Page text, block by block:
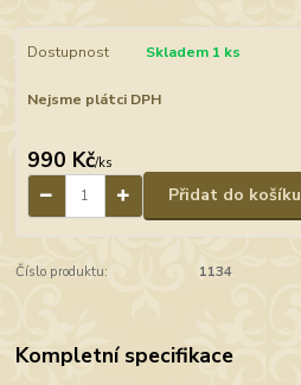
Dostupnost Skladem 1 ks
Nejsme plátci DPH
990 Kč/ks
Přidat do košíku
Číslo produktu: 1134
Kompletní specifikace